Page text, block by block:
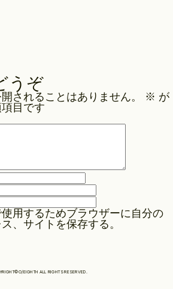
News
Store
うぞ
されることはありません。 ※ が
目です
用するためブラウザーに自分の
、サイトを保存する。
EIGHTH ALL RIGHTS RESERVED.